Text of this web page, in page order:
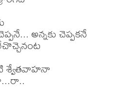
అన్నకు చెప్పకనే
శ్వేతవాహనా